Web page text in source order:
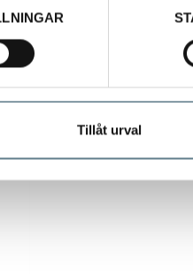
Tillåt urval
Träslev av bok.